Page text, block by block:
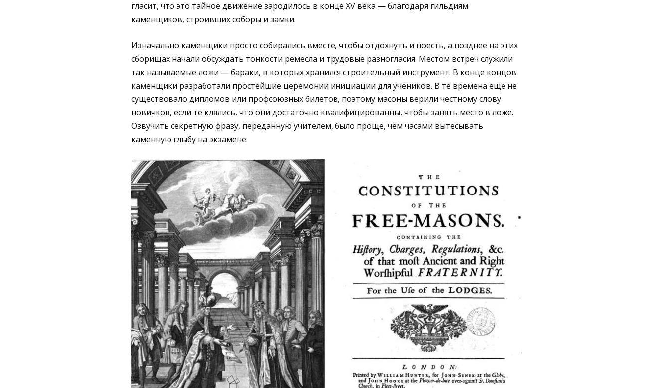
гласит, что это тайное движение зародилось в конце XV века — благодаря гильдиям
каменщиков, строивших соборы и замки.
Изначально каменщики просто собирались вместе, чтобы отдохнуть и поесть, а позднее на этих
сборищах начали обсуждать тонкости ремесла и трудовые разногласия. Местом встреч служили
так называемые ложи — бараки, в которых хранился строительный инструмент. В конце концов
каменщики разработали простейшие церемонии инициации для учеников. В те времена еще не
существовало дипломов или профсоюзных билетов, поэтому масоны верили честному слову
новичков, если те клялись, что они достаточно квалифицированны, чтобы занять место в ложе.
Озвучить секретную фразу, переданную учителем, было проще, чем часами вытесывать
каменную глыбу на экзамене.